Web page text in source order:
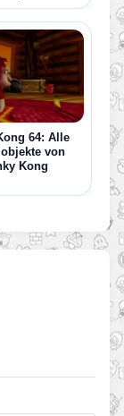
64: Alle
von
Kong